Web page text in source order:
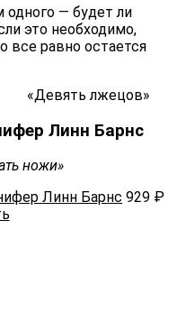
— будет ли
это необходимо,
равно остается
«Девять лжецов»
Линн Барнс
ножи»
Линн Барнс 929 ₽